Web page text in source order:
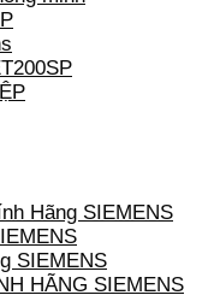
Hãng SIEMENS
SIEMENS
HÃNG SIEMENS